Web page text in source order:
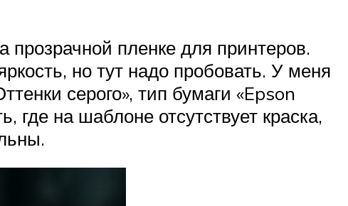
пленке для принтеров.
но тут надо пробовать. У меня
серого», тип бумаги «Epson
где на шаблоне отсутствует краска,